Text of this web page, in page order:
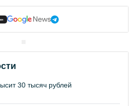
30 тысяч рублей